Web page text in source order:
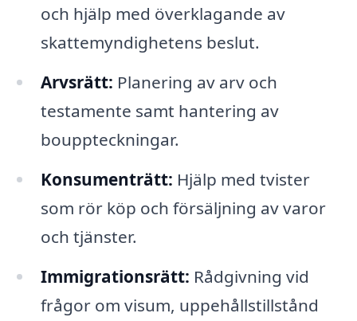
och hjälp med överklagande av
skattemyndighetens beslut.
Arvsrätt: Planering av arv och
testamente samt hantering av
bouppteckningar.
Konsumenträtt: Hjälp med tvister
som rör köp och försäljning av varor
och tjänster.
Immigrationsrätt: Rådgivning vid
frågor om visum, uppehållstillstånd